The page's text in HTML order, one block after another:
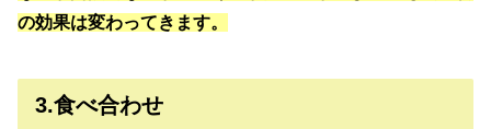
の効果は変わってきます。
3.食べ合わせ